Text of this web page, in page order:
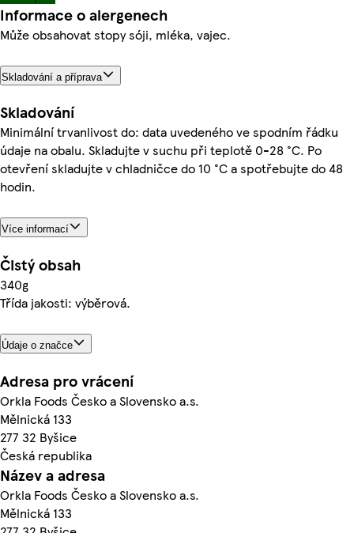
Informace o alergenech
Může obsahovat stopy sóji, mléka, vajec.
Skladování a příprava
Skladování
Minimální trvanlivost do: data uvedeného ve spodním řádku
údaje na obalu. Skladujte v suchu při teplotě 0-28 °C. Po
otevření skladujte v chladničce do 10 °C a spotřebujte do 48
hodin.
Více informací
Čistý obsah
340g
Třída jakosti: výběrová.
Údaje o značce
Adresa pro vrácení
Orkla Foods Česko a Slovensko a.s.
Mělnická 133
277 32 Byšice
Česká republika
Název a adresa
Orkla Foods Česko a Slovensko a.s.
Mělnická 133